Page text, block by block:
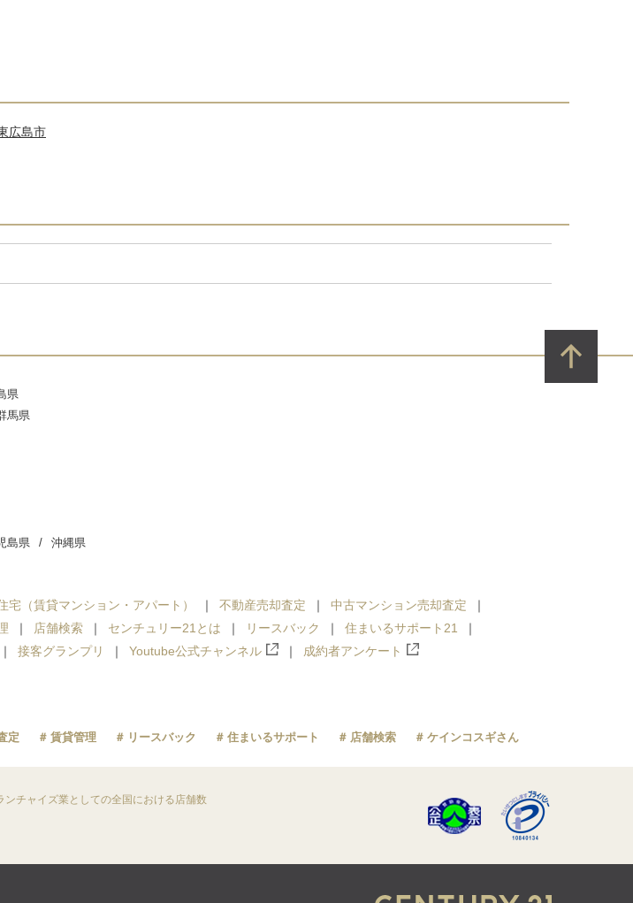
広島市
県
馬県
島県 沖縄県
宅（賃貸マンション・アパート） 不動産売却査定
中古マンション売却査定
店舗検索 センチュリー21とは リースバック
住まいるサポート21
接客グランプリ Youtube公式チャンネル 成約者アンケート
定 賃貸管理 リースバック 住まいるサポート 店舗検索 ケインコスギさん
チャイズ業としての全国における店舗数